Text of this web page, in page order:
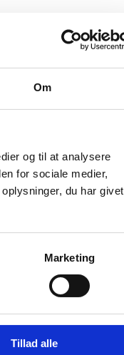
Om
og til at analysere
for sociale medier,
du har givet
Marketing
Tillad alle